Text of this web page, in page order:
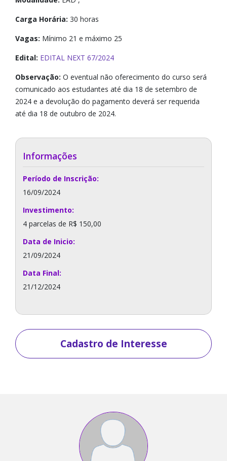
Carga Horária: 30 horas
Vagas: Mínimo 21 e máximo 25
Edital: EDITAL NEXT 67/2024
Observação: O eventual não oferecimento do curso será
comunicado aos estudantes até dia 18 de setembro de
2024 e a devolução do pagamento deverá ser requerida
até dia 18 de outubro de 2024.
Informações
Período de Inscrição:
16/09/2024
Investimento:
4 parcelas de R$ 150,00
Data de Inicio:
21/09/2024
Data Final:
21/12/2024
Cadastro de Interesse